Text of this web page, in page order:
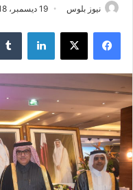
نيوز بلوس 19 ديسمبر، 2018
فيسبوك X لينكدإن